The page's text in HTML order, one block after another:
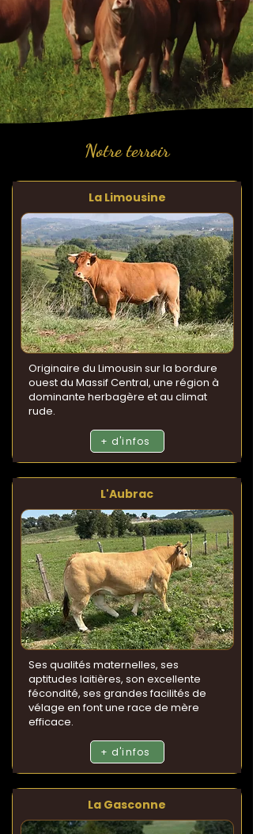
Notre terroir
La Limousine
Originaire du Limousin sur la bordure
ouest du Massif Central, une région à
dominante herbagère et au climat
rude.
+ d'infos
L'Aubrac
Ses qualités maternelles, ses
aptitudes laitières, son excellente
fécondité, ses grandes facilités de
vélage en font une race de mère
efficace.
+ d'infos
La Gasconne